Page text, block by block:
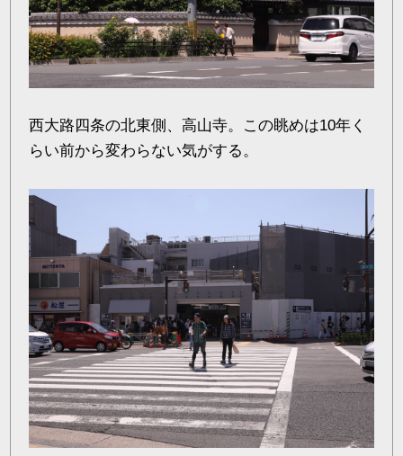
西大路四条の北東側、高山寺。この眺めは10年く
らい前から変わらない気がする。